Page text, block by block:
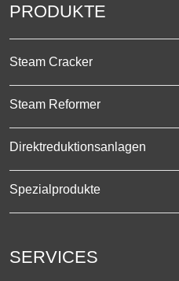
PRODUKTE
Steam Cracker
Steam Reformer
Direktreduktionsanlagen
Spezialprodukte
SERVICES